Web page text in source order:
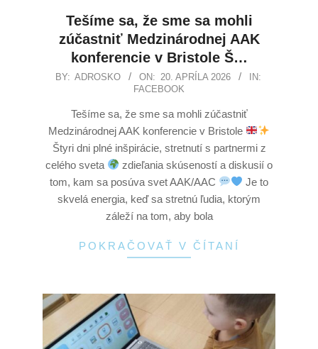
Tešíme sa, že sme sa mohli
zúčastniť Medzinárodnej AAK
konferencie v Bristole Š…
BY: ADROSKO ON: 20. APRÍLA 2026
IN:
FACEBOOK
Tešíme sa, že sme sa mohli zúčastniť
Medzinárodnej AAK konferencie v Bristole
Štyri dni plné inšpirácie, stretnutí s partnermi z
celého sveta
zdieľania skúseností a diskusií o
tom, kam sa posúva svet AAK/AAC
Je to
skvelá energia, keď sa stretnú ľudia, ktorým
záleží na tom, aby bola
POKRAČOVAŤ V ČÍTANÍ